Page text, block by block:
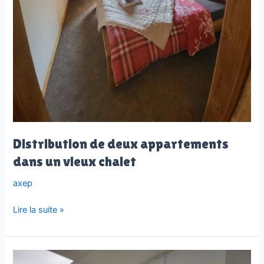
Distribution de deux appartements
dans un vieux chalet
axep
Distribution
deux
appartements
Lire la suite »